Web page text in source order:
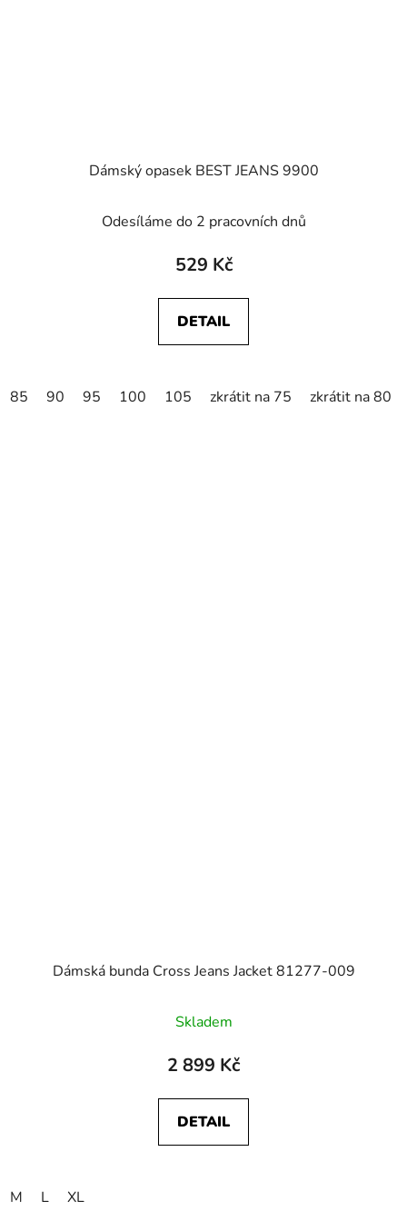
Dámský opasek BEST JEANS 9900
Odesíláme do 2 pracovních dnů
529 Kč
DETAIL
85 90 95 100 105 zkrátit na 75 zkrátit na 80
Dámská bunda Cross Jeans Jacket 81277-009
Skladem
2 899 Kč
DETAIL
M L XL